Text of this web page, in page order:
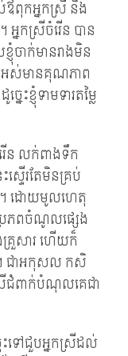
ឪពុកអ្នកស្រី និង
អ្នកស្រីចំរើន បាន
ចាក់មានរាងមិន
ងអស់មានគុណភាព
េះខ្ញុំទាមទារតម្លៃ
ើន លក់ពាងទឹក
ទើរតែមិនគ្រប់
។ ដោយមូលហេតុ
ប្រភពចំណូលផ្សេង
គ្រួសារ ហើយក៏
ជាអកុសល កសិ
រីជំពាក់បំណុលគេជា
ះទៅជួបអ្នកស្រីដល់